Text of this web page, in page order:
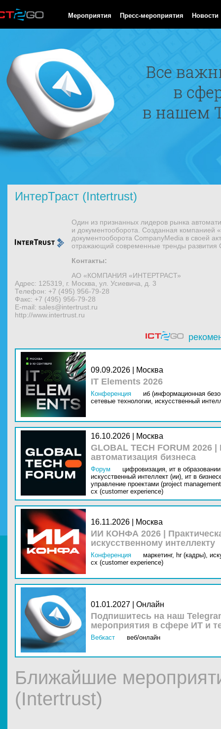
Мероприятия Пресс-мероприятия Новости
ИнтерТраст (Intertrust)
Один из признанных лидеров рынка
и документооборота. Созданная компанией
документооборота CompanyMedia в своей
отражающий современные тренды
Контакты:
АО «КОМПАНИЯ «ИНТЕРТРАСТ»
Адрес: 125319, г. Москва, ул. Усиевича, д. 3
Телефон: +7 (495) 956-79-28
Факс: +7 (495) 956-79-28
E-mail: sales@intertrust.ru
http://www.intertrust.ru
09.09.2026 | Москва
IT Elements 2026
Конференция
иб (информационная
сетевые технологии, искусственный
16.10.2026 | Москва
GLOBAL TECH FORUM
автоматизация бизнеса
Форум цифровизация, ит в
искусственный интеллект (ии), ит в
управление проектами (project
cx (customer experience)
16.11.2026 | Москва
ИИ КОНФА 2026 |
искусственному интеллекту
Конференция маркетинг, hr (кадры),
cx (customer experience)
01.01.2027 | Онлайн
Подпишитесь на наш
мероприятия в сфере ИТ и
Вебкаст веб/онлайн
Ближайшие
(Intertrust)